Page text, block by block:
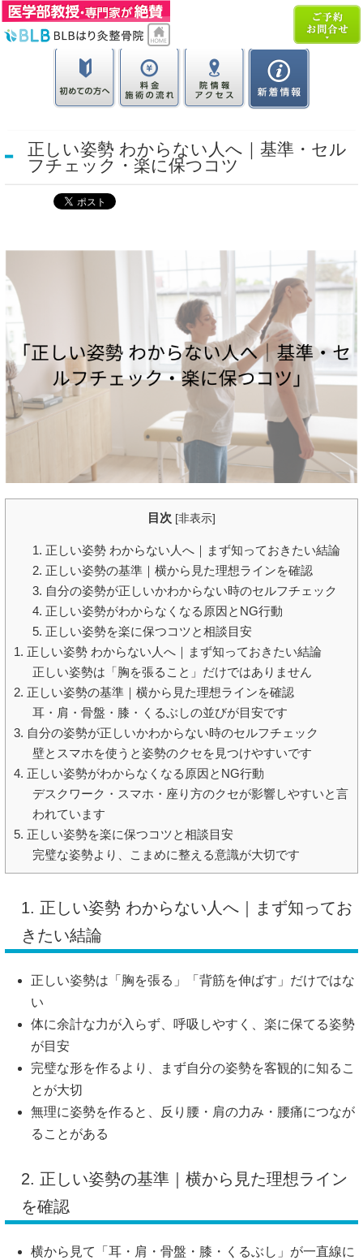
正しい姿勢 わからない人へ｜基準・セル
フチェック・楽に保つコツ
目次 [非表示]
1. 正しい姿勢 わからない人へ｜まず知っておきたい結論
2. 正しい姿勢の基準｜横から見た理想ラインを確認
3. 自分の姿勢が正しいかわからない時のセルフチェック
4. 正しい姿勢がわからなくなる原因とNG行動
5. 正しい姿勢を楽に保つコツと相談目安
1. 正しい姿勢 わからない人へ｜まず知っておきたい結論
正しい姿勢は「胸を張ること」だけではありません
2. 正しい姿勢の基準｜横から見た理想ラインを確認
耳・肩・骨盤・膝・くるぶしの並びが目安です
3. 自分の姿勢が正しいかわからない時のセルフチェック
壁とスマホを使うと姿勢のクセを見つけやすいです
4. 正しい姿勢がわからなくなる原因とNG行動
デスクワーク・スマホ・座り方のクセが影響しやすいと言
われています
5. 正しい姿勢を楽に保つコツと相談目安
完璧な姿勢より、こまめに整える意識が大切です
1. 正しい姿勢 わからない人へ｜まず知ってお
きたい結論
正しい姿勢は「胸を張る」「背筋を伸ばす」だけではな
い
体に余計な力が入らず、呼吸しやすく、楽に保てる姿勢
が目安
完璧な形を作るより、まず自分の姿勢を客観的に知るこ
とが大切
無理に姿勢を作ると、反り腰・肩の力み・腰痛につなが
ることがある
2. 正しい姿勢の基準｜横から見た理想ライン
を確認
横から見て「耳・肩・骨盤・膝・くるぶし」が一直線に